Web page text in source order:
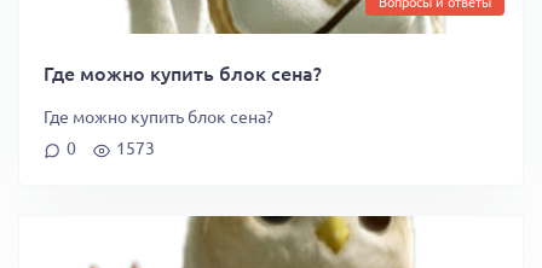
Где можно купить блок сена?
Где можно купить блок сена?
0
1573